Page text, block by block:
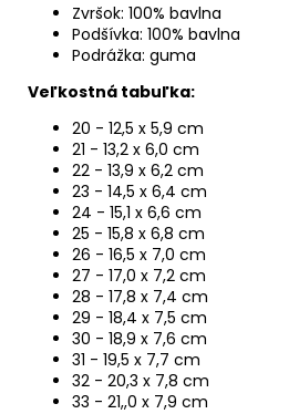
Zvršok: 100% bavlna
Podšívka: 100% bavlna
Podrážka: guma
Veľkostná tabuľka:
20 - 12,5 x 5,9 cm
21 - 13,2 x 6,0 cm
22 - 13,9 x 6,2 cm
23 - 14,5 x 6,4 cm
24 - 15,1 x 6,6 cm
25 - 15,8 x 6,8 cm
26 - 16,5 x 7,0 cm
27 - 17,0 x 7,2 cm
28 - 17,8 x 7,4 cm
29 - 18,4 x 7,5 cm
30 - 18,9 x 7,6 cm
31 - 19,5 x 7,7 cm
32 - 20,3 x 7,8 cm
33 - 21,,0 x 7,9 cm